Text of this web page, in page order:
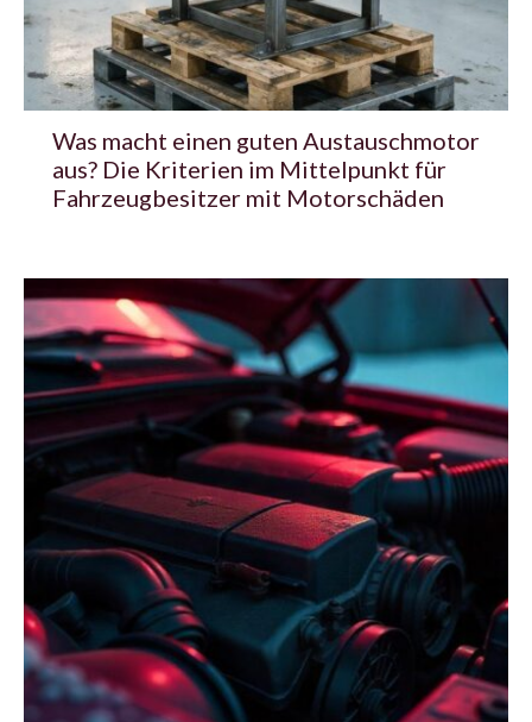
Was macht einen guten Austauschmotor
aus? Die Kriterien im Mittelpunkt für
Fahrzeugbesitzer mit Motorschäden